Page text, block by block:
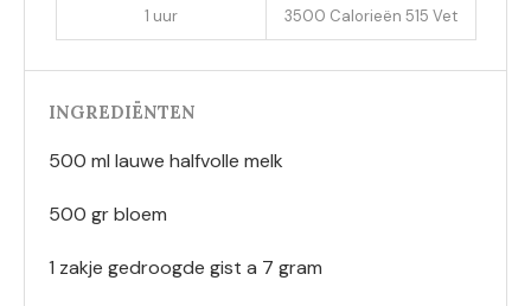
1 uur 3500 Calorieën 515 Vet
INGREDIËNTEN
500 ml lauwe halfvolle melk
500 gr bloem
1 zakje gedroogde gist a 7 gram